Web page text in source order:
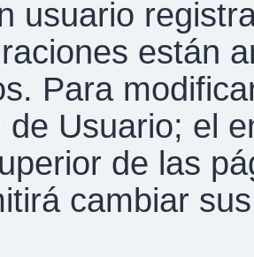
usuario
están
Para
de Usuario; el
de las
cambiar